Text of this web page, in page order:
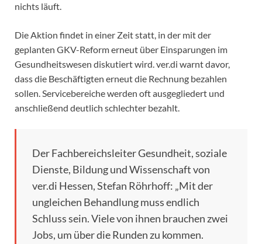
nichts läuft.
Die Aktion findet in einer Zeit statt, in der mit der
geplanten GKV-Reform erneut über Einsparungen im
Gesundheitswesen diskutiert wird. ver.di warnt davor,
dass die Beschäftigten erneut die Rechnung bezahlen
sollen. Servicebereiche werden oft ausgegliedert und
anschließend deutlich schlechter bezahlt.
Der Fachbereichsleiter Gesundheit, soziale
Dienste, Bildung und Wissenschaft von
ver.di Hessen, Stefan Röhrhoff: „Mit der
ungleichen Behandlung muss endlich
Schluss sein. Viele von ihnen brauchen zwei
Jobs, um über die Runden zu kommen.